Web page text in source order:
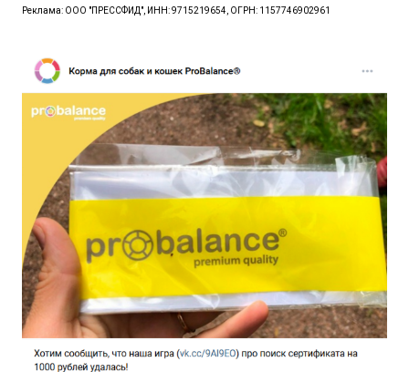
Реклама: ООО "ПРЕССФИД", ИНН: 9715219654, ОГРН: 1157746902961